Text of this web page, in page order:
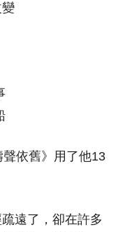
聲依舊》用了他13
遠了，卻在許多